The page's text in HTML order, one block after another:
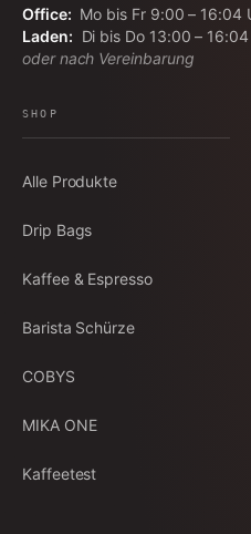
Office: Mo bis Fr 9:00 – 16:04
Laden: Di bis Do 13:00 –
oder nach Vereinbarung
SHOP
Alle Produkte
Drip Bags
Kaffee & Espresso
Barista Schürze
COBYS
MIKA ONE
Kaffeetest